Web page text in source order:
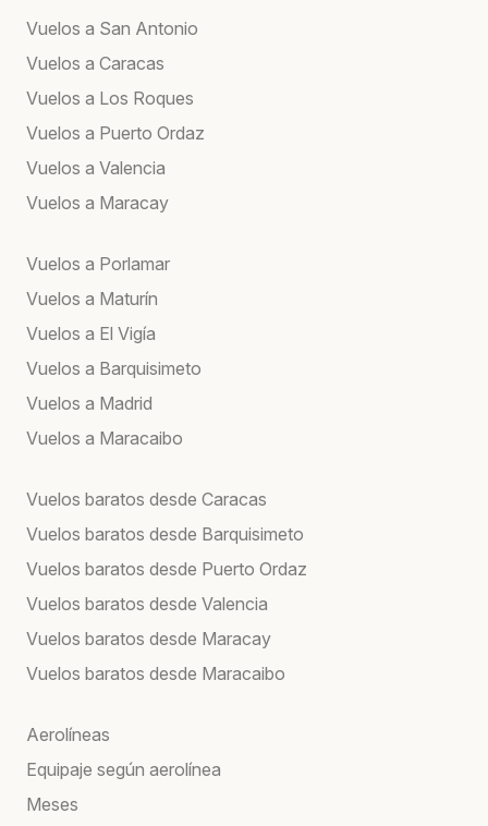
Vuelos a San Antonio
Vuelos a Caracas
Vuelos a Los Roques
Vuelos a Puerto Ordaz
Vuelos a Valencia
Vuelos a Maracay
Vuelos a Porlamar
Vuelos a Maturín
Vuelos a El Vigía
Vuelos a Barquisimeto
Vuelos a Madrid
Vuelos a Maracaibo
Vuelos baratos desde Caracas
Vuelos baratos desde Barquisimeto
Vuelos baratos desde Puerto Ordaz
Vuelos baratos desde Valencia
Vuelos baratos desde Maracay
Vuelos baratos desde Maracaibo
Aerolíneas
Equipaje según aerolínea
Meses